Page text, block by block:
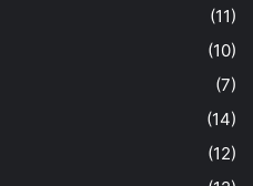
(11)
(10)
(7)
(14)
(12)